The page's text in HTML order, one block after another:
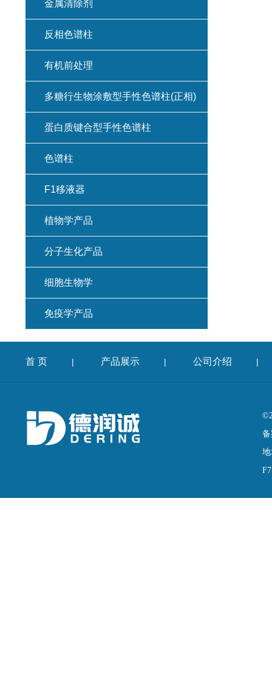
金属清除剂
反相色谱柱
有机前处理
多糖行生物涂敷型手性色谱柱(正相)
蛋白质键合型手性色谱柱
色谱柱
F1移液器
植物学产品
分子生化产品
细胞生物学
免疫学产品
首 页 | 产品展示 | 公司介绍 |
备